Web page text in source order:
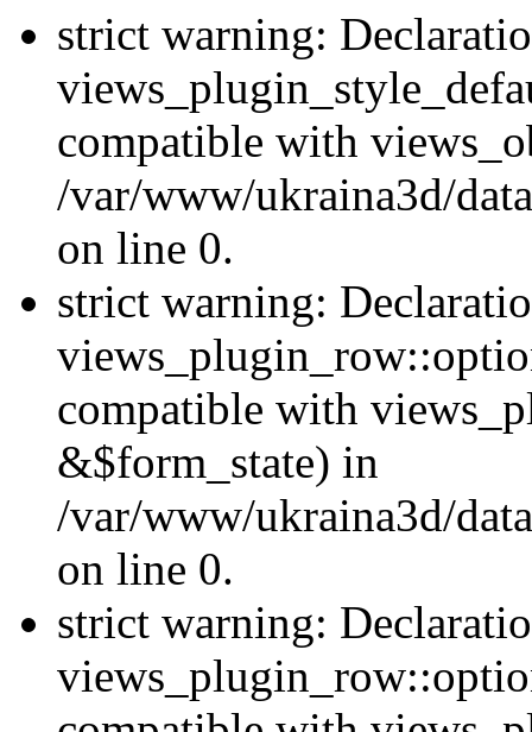
strict warning:
compatible with
/var/www/ukraina3d/
on line 0.
strict warning:
compatible with
&$form_state) in
/var/www/ukraina3d/
on line 0.
strict warning: